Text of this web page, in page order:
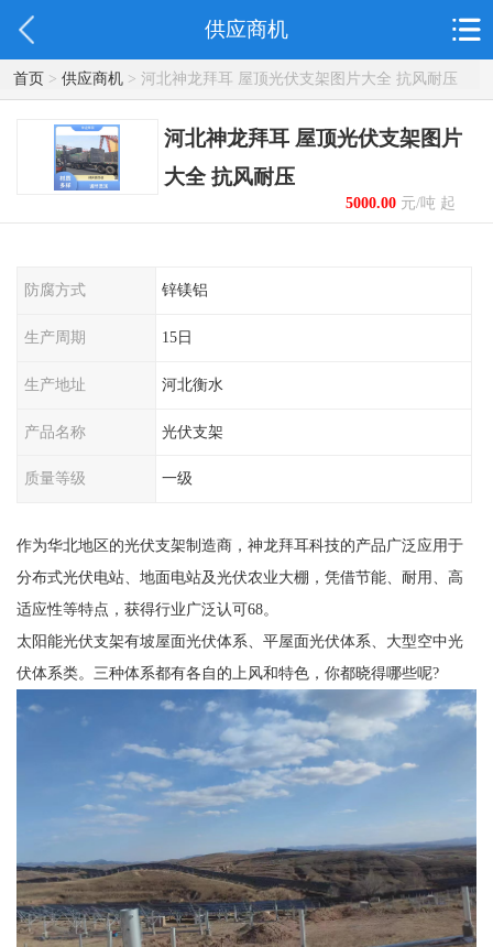
供应商机
首页> 供应商机> 河北神龙拜耳 屋顶光伏支架图片大全 抗风耐压
河北神龙拜耳 屋顶光伏支架图片
大全 抗风耐压
5000.00元/吨 起
防腐方式 锌镁铝
生产周期 15日
生产地址 河北衡水
产品名称 光伏支架
质量等级 一级
作为华北地区的光伏支架制造商，神龙拜耳科技的产品广泛应用于
分布式光伏电站、地面电站及光伏农业大棚，凭借节能、耐用、高
适应性等特点，获得行业广泛认可68。
太阳能光伏支架有坡屋面光伏体系、平屋面光伏体系、大型空中光
伏体系类。三种体系都有各自的上风和特色，你都晓得哪些呢?